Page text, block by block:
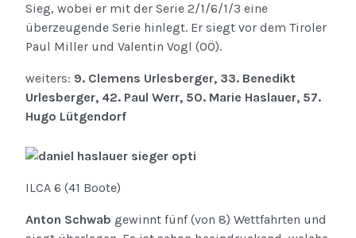
Sieg, wobei er mit der Serie 2/1/6/1/3 eine
überzeugende Serie hinlegt. Er siegt vor dem Tiroler
Paul Miller und Valentin Vogl (OÖ).
weiters: 9. Clemens Urlesberger, 33. Benedikt
Urlesberger, 42. Paul Werr, 50. Marie Haslauer, 57.
Hugo Lütgendorf
ILCA 6 (41 Boote)
Anton Schwab gewinnt fünf (von 8) Wettfahrten und